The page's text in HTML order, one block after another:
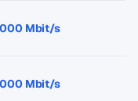
Mbit/s
Mbit/s